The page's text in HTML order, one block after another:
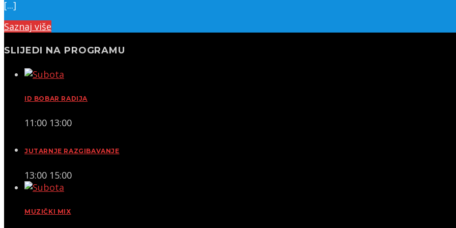
[...]
Saznaj više
SLIJEDI NA PROGRAMU
ID BOBAR RADIJA
11:00 13:00
JUTARNJE RAZGIBAVANJE
13:00 15:00
MUZIČKI MIX